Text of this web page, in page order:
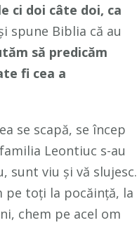
ci doi câte doi, ca
spune Biblia că au
să predicăm
fi cea a
se scapă, se încep
Leontiuc s-au
viu și vă slujesc.
pe toți la pocăință, la
chem pe acel om